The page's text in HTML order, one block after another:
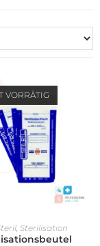
VORRÄTIG
, Sterilisation